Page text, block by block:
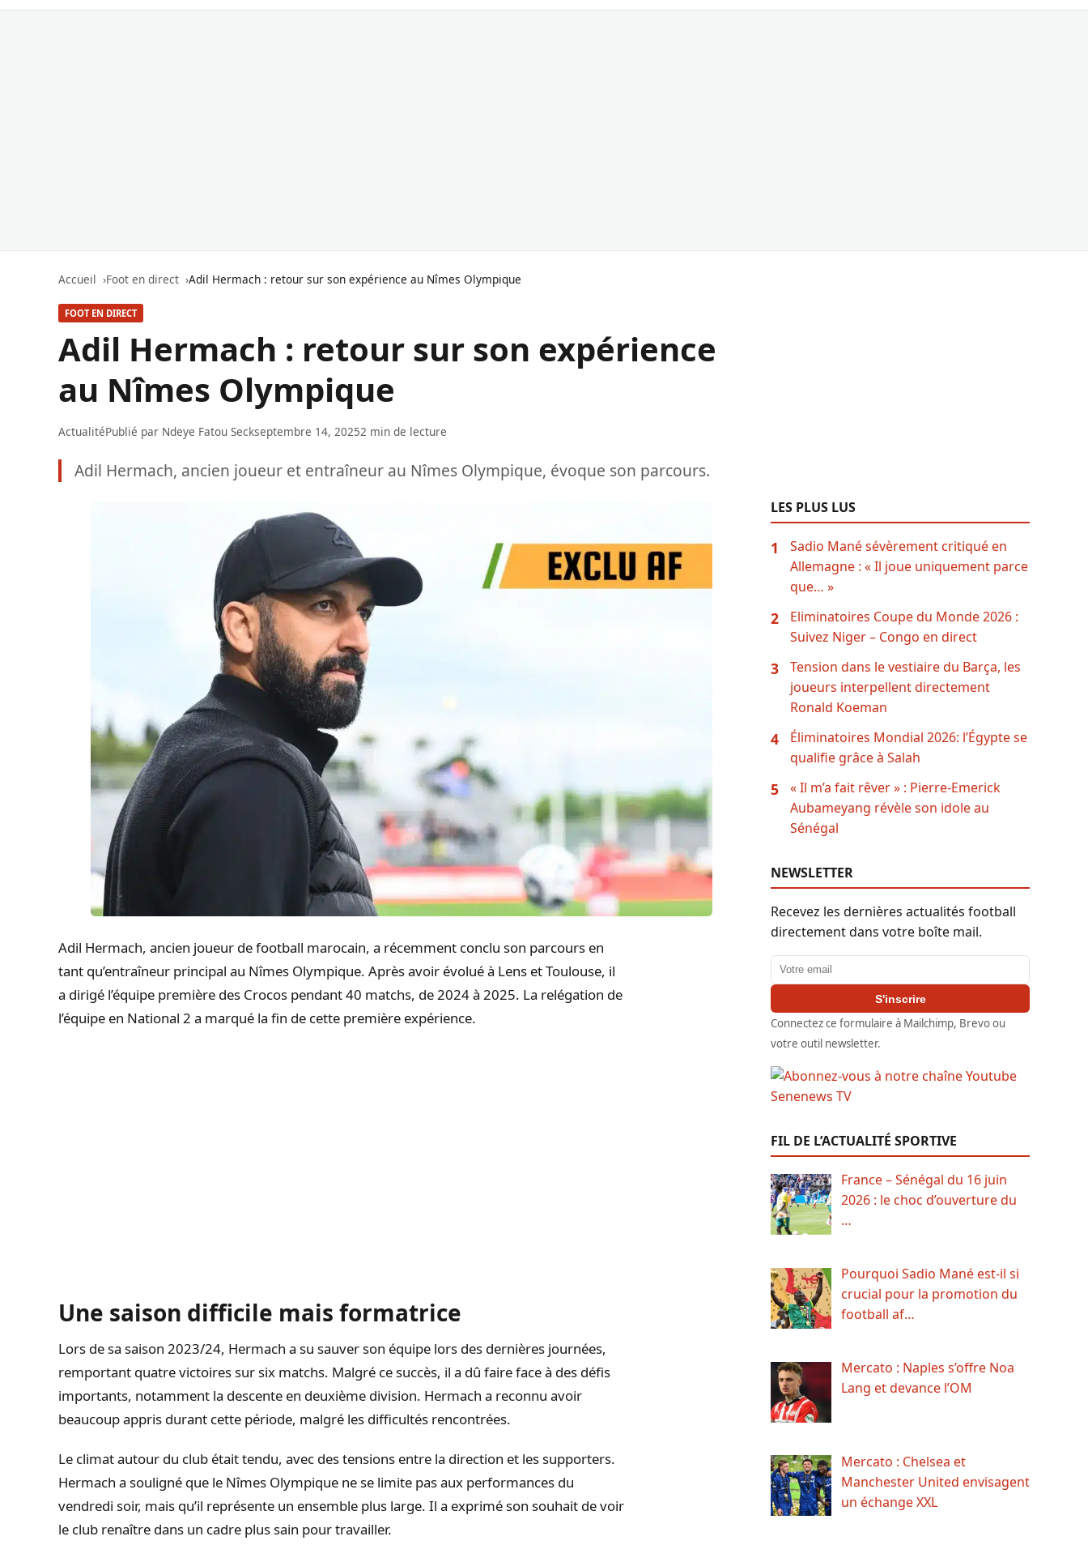
Accueil Foot en direct Adil Hermach : retour sur son expérience au Nîmes Olympique
FOOT EN DIRECT
Adil Hermach : retour sur son expérience
au Nîmes Olympique
ActualitéPublié par Ndeye Fatou Seckseptembre 14, 20252 min de lecture
Adil Hermach, ancien joueur et entraîneur au Nîmes Olympique, évoque son parcours.
Adil Hermach, ancien joueur de football marocain, a récemment conclu son parcours en
tant qu’entraîneur principal au Nîmes Olympique. Après avoir évolué à Lens et Toulouse, il
a dirigé l’équipe première des Crocos pendant 40 matchs, de 2024 à 2025. La relégation de
l’équipe en National 2 a marqué la fin de cette première expérience.
Une saison difficile mais formatrice
Lors de sa saison 2023/24, Hermach a su sauver son équipe lors des dernières journées,
remportant quatre victoires sur six matchs. Malgré ce succès, il a dû faire face à des défis
importants, notamment la descente en deuxième division. Hermach a reconnu avoir
beaucoup appris durant cette période, malgré les difficultés rencontrées.
Le climat autour du club était tendu, avec des tensions entre la direction et les supporters.
Hermach a souligné que le Nîmes Olympique ne se limite pas aux performances du
vendredi soir, mais qu’il représente un ensemble plus large. Il a exprimé son souhait de voir
le club renaître dans un cadre plus sain pour travailler.
LES PLUS LUS
1
Sadio Mané sévèrement critiqué en
Allemagne : « Il joue uniquement parce
que… »
2
Eliminatoires Coupe du Monde 2026 :
Suivez Niger – Congo en direct
3
Tension dans le vestiaire du Barça, les
joueurs interpellent directement
Ronald Koeman
4
Éliminatoires Mondial 2026: l’Égypte se
qualifie grâce à Salah
5
« Il m’a fait rêver » : Pierre-Emerick
Aubameyang révèle son idole au
Sénégal
NEWSLETTER
Recevez les dernières actualités football
directement dans votre boîte mail.
Adresse email
S'inscrire
Connectez ce formulaire à Mailchimp, Brevo ou
votre outil newsletter.
FIL DE L’ACTUALITÉ SPORTIVE
France – Sénégal du 16 juin
2026 : le choc d’ouverture du
…
Pourquoi Sadio Mané est-il si
crucial pour la promotion du
football af…
Mercato : Naples s’offre Noa
Lang et devance l’OM
Mercato : Chelsea et
Manchester United envisagent
un échange XXL